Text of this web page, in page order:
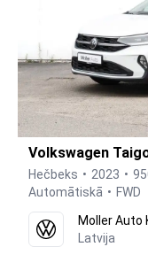
Volkswagen
Hečbeks 2023
Automātiskā
FWD
Moller Auto
Latvija